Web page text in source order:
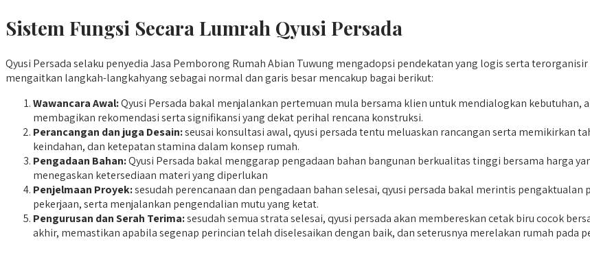
Sistem Fungsi Secara Lumrah Qyusi Persada
Qyusi Persada selaku penyedia Jasa Pemborong Rumah Abian Tuwung mengadopsi pendekatan yang logis serta
mengaitkan langkah-langkahyang sebagai normal dan garis besar mencakup bagai berikut:
Wawancara Awal:Qyusi Persada bakal menjalankan pertemuan mula bersama klien untuk mendialogkan kebutuhan,
membagikan rekomendasi serta signifikansi yang dekat perihal rencana konstruksi.
Perancangan dan juga Desain:seusai konsultasi awal, qyusi persada tentu meluaskan rancangan serta memikirkan
keindahan, dan ketepatan stamina dalam konsep rumah.
Pengadaan Bahan:Qyusi Persada bakal menggarap pengadaan bahan bangunan berkualitas tinggi bersama harga
menegaskan ketersediaan materi yang diperlukan
Penjelmaan Proyek:sesudah perencanaan dan pengadaan bahan selesai, qyusi persada bakal merintis
pekerjaan, serta menjalankan pengendalian mutu yang ketat.
Pengurusan dan Serah Terima:sesudah semua strata selesai, qyusi persada akan membereskan cetak biru cocok
akhir, memastikan apabila segenap perincian telah diselesaikan dengan baik, dan seterusnya merelakan rumah pada